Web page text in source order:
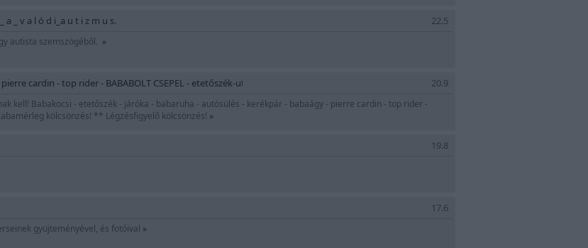
22.5
a _ v a l ó d i_a u t i z m u s.
autista szemszögéből. »
20.9
cardin - top rider - BABABOLT CSEPEL - etetőszék-utazóágy-járóka-kókuszmatrac
kell! Babakocsi - etetőszék - járóka - babaruha - autósülés - kerékpár - babaágy - pierre cardin - top rider -
kölcsönzés! ** Légzésfigyelő kölcsönzés! »
19.8
17.6
gyüjteményével, és fotóival »